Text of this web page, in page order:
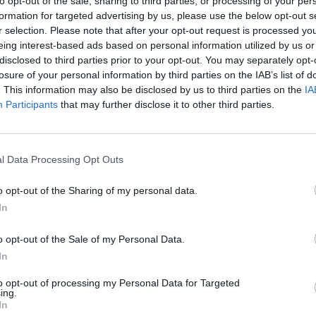
for targeted advertising by us, please use the below opt-out
selection. Please note that after your opt-out request is processed
interest-based ads based on personal information utilized by us
to third parties prior to your opt-out. You may separately
of your personal information by third parties on the IAB’s list of
This information may also be disclosed by us to third parties on the
Participants that may further disclose it to other third parties.
Data Processing Opt Outs
opt-out of the Sharing of my personal data.
opt-out of the Sale of my Personal Data.
opt-out of processing my Personal Data for Targeted
Hollandia 21%-os forráscsökkenése után
os forráscsökkenésre számíthat az EU helyreállítási
Bizottság múlt héten közzétett adataival és prognózisaival
és azt kapta, hogy az előzetesen várt 2511 milliárd forint
számolva) helyett 2080 milliárdot (5,9 milliárd euró 355-ös
portfolio.hu hírarchívumához tartozik, melynek olvasása